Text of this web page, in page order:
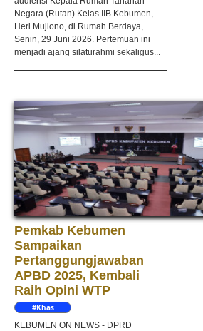
Negara (Rutan) Kelas IIB Kebumen,
Heri Mujiono, di Rumah Berdaya,
Senin, 29 Juni 2026. Pertemuan ini
menjadi ajang silaturahmi sekaligus...
Pemkab Kebumen
Sampaikan
Pertanggungjawaban
APBD 2025, Kembali
Raih Opini WTP
#Khas
KEBUMEN ON NEWS - DPRD